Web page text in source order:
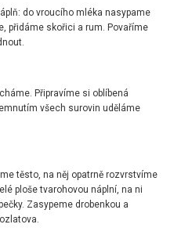
do vroucího mléka nasypame
přidáme skořici a rum. Povaříme
Připravíme si oblíbená
všech surovin uděláme
těsto, na něj opatrně rozvrstvíme
ploše tvarohovou náplní, na ni
Zasypeme drobenkou a